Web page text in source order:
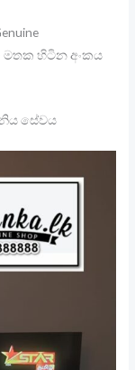
මතක හිටින අංකය
සේවය